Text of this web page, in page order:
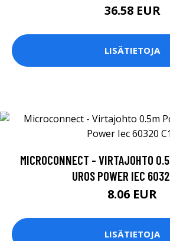
36.58 EUR
LISÄTIETOJA
MICROCONNECT - VIRTAJOHTO
UROS POWER IEC
8.06 EUR
LISÄTIETOJA